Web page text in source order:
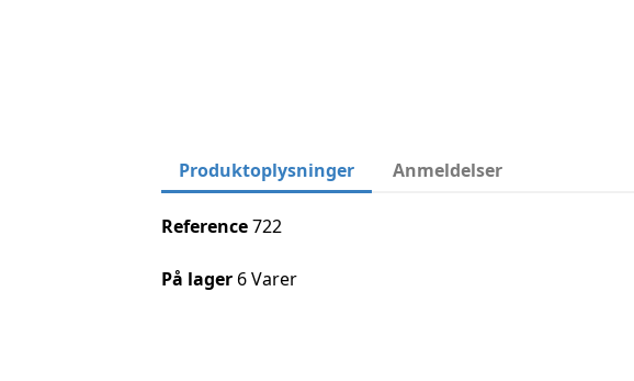
Produktoplysninger Anmeldelser
Reference722
På lager 6 Varer